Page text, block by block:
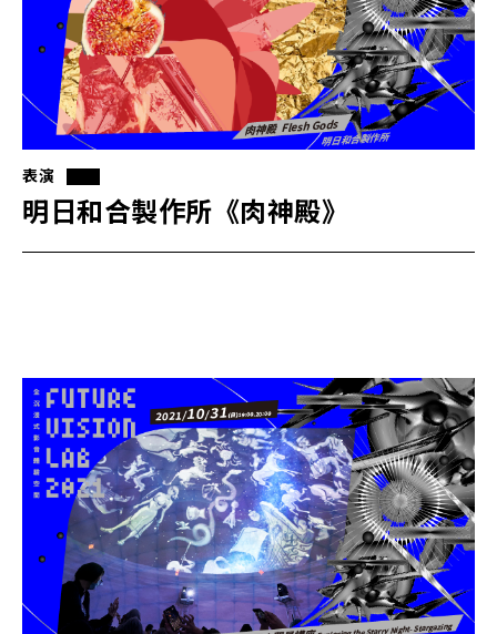
表演
明日和合製作所《肉神殿》